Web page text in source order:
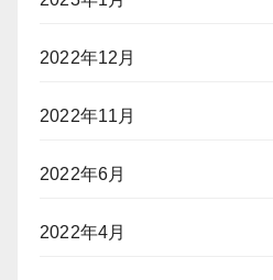
2022年12月
2022年11月
2022年6月
2022年4月